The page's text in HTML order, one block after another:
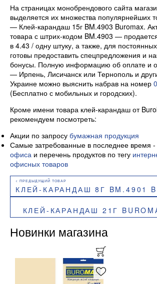
На страницах монобрендового сайта
выделяется их множества популярнейших
— Клей-карандаш 15г BM.4903 Buromax.
товара с штрих-кодом BM.4903 —
в 4.43 / одну штуку, а также, для
готовы предоставить спецпредложения и
бонусы. Полную информацию об оплате и
— Ирпень, Лисичанск или Тернополь и
Украине можно выяснить набрав на номер
(Бесплатно с мобильных и городских).
Кроме имени товара клей-карандаш от
рекомендуем посмотреть:
Акции по запросу бумажная продукция
Самые затребованные в последнее время -
офиса и перечень продуктов по тегу
офисных товаров
КЛЕЙ-КАРАНДАШ 8Г BM.4901
КЛЕЙ-КАРАНДАШ 21Г
Новинки магазина